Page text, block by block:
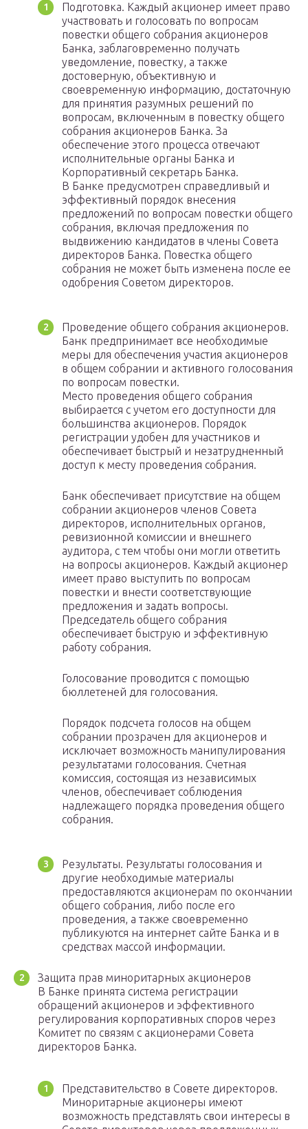
Подготовка. Каждый акционер имеет право
участвовать и голосовать по вопросам
повестки общего собрания акционеров
Банка, заблаговременно получать
уведомление, повестку, а также
достоверную, объективную и
своевременную информацию, достаточную
для принятия разумных решений по
вопросам, включенным в повестку общего
собрания акционеров Банка. За
обеспечение этого процесса отвечают
исполнительные органы Банка и
Корпоративный секретарь Банка.
В Банке предусмотрен справедливый и
эффективный порядок внесения
предложений по вопросам повестки общего
собрания, включая предложения по
выдвижению кандидатов в члены Совета
директоров Банка. Повестка общего
собрания не может быть изменена после ее
одобрения Советом директоров.
Проведение общего собрания акционеров.
Банк предпринимает все необходимые
меры для обеспечения участия акционеров
в общем собрании и активного голосования
по вопросам повестки.
Место проведения общего собрания
выбирается с учетом его доступности для
большинства акционеров. Порядок
регистрации удобен для участников и
обеспечивает быстрый и незатрудненный
доступ к месту проведения собрания.
Банк обеспечивает присутствие на общем
собрании акционеров членов Совета
директоров, исполнительных органов,
ревизионной комиссии и внешнего
аудитора, с тем чтобы они могли ответить
на вопросы акционеров. Каждый акционер
имеет право выступить по вопросам
повестки и внести соответствующие
предложения и задать вопросы.
Председатель общего собрания
обеспечивает быструю и эффективную
работу собрания.
Голосование проводится с помощью
бюллетеней для голосования.
Порядок подсчета голосов на общем
собрании прозрачен для акционеров и
исключает возможность манипулирования
результатами голосования. Счетная
комиссия, состоящая из независимых
членов, обеспечивает соблюдения
надлежащего порядка проведения общего
собрания.
Результаты. Результаты голосования и
другие необходимые материалы
предоставляются акционерам по окончании
общего собрания, либо после его
проведения, а также своевременно
публикуются на интернет сайте Банка и в
средствах массой информации.
Защита прав миноритарных акционеров
В Банке принята система регистрации
обращений акционеров и эффективного
регулирования корпоративных споров через
Комитет по связям с акционерами Совета
директоров Банка.
Представительство в Совете директоров.
Миноритарные акционеры имеют
возможность представлять свои интересы в